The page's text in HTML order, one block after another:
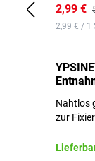
2,99 €
2,99 € / 1
Nahtlos
zur